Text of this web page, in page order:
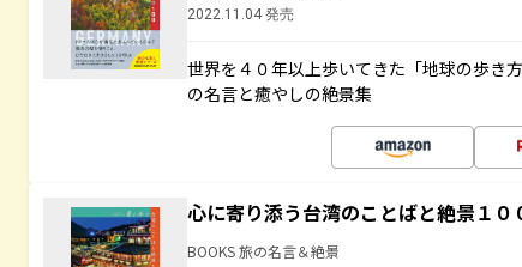
2022.11.04 発売
世界を４０年以上歩いてきた「地球の歩き
の名言と癒やしの絶景集
心に寄り添う台湾のことばと絶景１０
BOOKS 旅の名言＆絶景